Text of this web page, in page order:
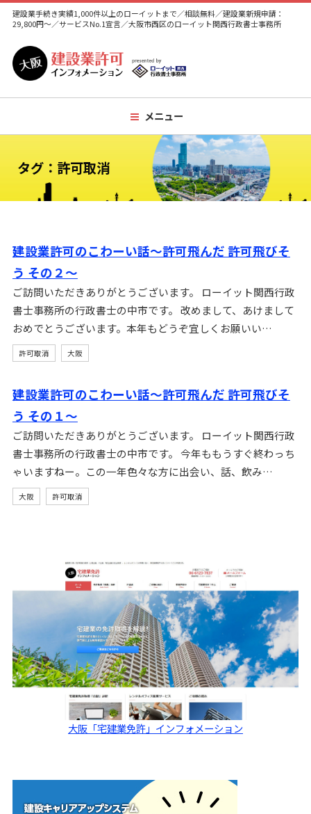
建設業手続き実績1,000件以上のローイットまで／相談無料／建設業新規申請：
29,800円～／サービスNo.1宣言／大阪市西区のローイット関西行政書士事務所
メニュー
タグ：許可取消
建設業許可のこわーい話～許可飛んだ 許可飛びそ
う その２～
ご訪問いただきありがとうございます。 ローイット関西行政
書士事務所の行政書士の中市です。 改めまして、あけまして
おめでとうございます。本年もどうぞ宜しくお願いい…
許可取消 大阪
建設業許可のこわーい話～許可飛んだ 許可飛びそ
う その１～
ご訪問いただきありがとうございます。 ローイット関西行政
書士事務所の行政書士の中市です。 今年ももうすぐ終わっち
ゃいますねー。この一年色々な方に出会い、話、飲み…
大阪 許可取消
大阪「宅建業免許」インフォメーション